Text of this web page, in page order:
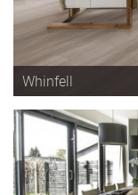
Whinfell